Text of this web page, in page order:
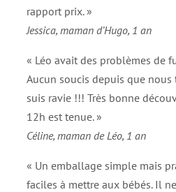
rapport prix. »
Jessica, maman d’Hugo, 1 an
« Léo avait des problèmes de
Aucun soucis depuis que nous
suis ravie !!! Très bonne
12h est tenue. »
Céline, maman de Léo, 1 an
« Un emballage simple mais
faciles à mettre aux bébés. Il